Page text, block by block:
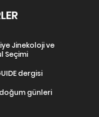
Jinekoloji ve
Seçimi
dergisi
günleri